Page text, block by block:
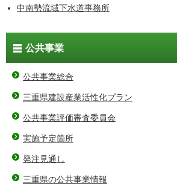
中南勢流域下水道事務所
公共事業
公共事業総合
三重県建設産業活性化プラン
公共事業評価審査委員会
実施予定箇所
発注見通し
三重県の公共事業情報